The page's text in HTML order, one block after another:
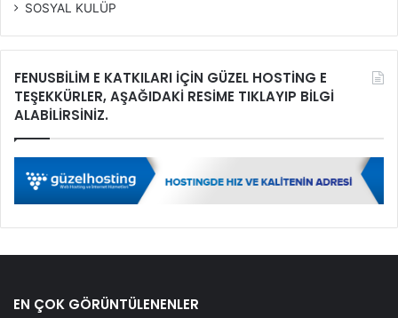
SOSYAL KULÜP
FENUSBİLİM E KATKILARI İÇİN GÜZEL HOSTİNG E
TEŞEKKÜRLER, AŞAĞIDAKİ RESİME TIKLAYIP BİLGİ
ALABİLİRSİNİZ.
EN ÇOK GÖRÜNTÜLENENLER